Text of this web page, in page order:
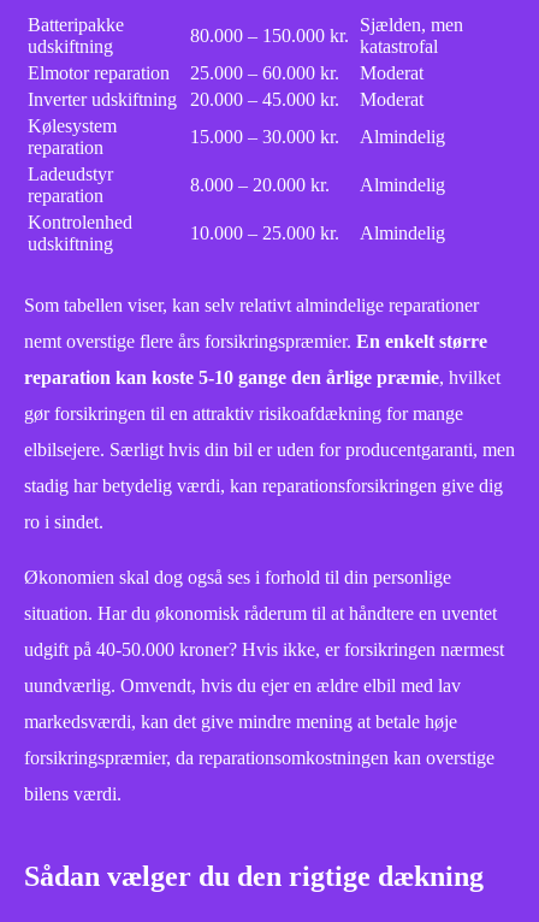
Batteripakke
udskiftning
80.000 – 150.000 kr.
Sjælden, men
katastrofal
Elmotor reparation
25.000 – 60.000 kr.
Moderat
Inverter udskiftning
20.000 – 45.000 kr.
Moderat
Kølesystem
reparation
15.000 – 30.000 kr.
Almindelig
Ladeudstyr
reparation
8.000 – 20.000 kr.
Almindelig
Kontrolenhed
udskiftning
10.000 – 25.000 kr. Almindelig
Som tabellen viser, kan selv relativt almindelige reparationer
nemt overstige flere års forsikringspræmier. En enkelt større
reparation kan koste 5-10 gange den årlige præmie, hvilket
gør forsikringen til en attraktiv risikoafdækning for mange
elbilsejere. Særligt hvis din bil er uden for producentgaranti, men
stadig har betydelig værdi, kan reparationsforsikringen give dig
ro i sindet.
Økonomien skal dog også ses i forhold til din personlige
situation. Har du økonomisk råderum til at håndtere en uventet
udgift på 40-50.000 kroner? Hvis ikke, er forsikringen nærmest
uundværlig. Omvendt, hvis du ejer en ældre elbil med lav
markedsværdi, kan det give mindre mening at betale høje
forsikringspræmier, da reparationsomkostningen kan overstige
bilens værdi.
Sådan vælger du den rigtige dækning